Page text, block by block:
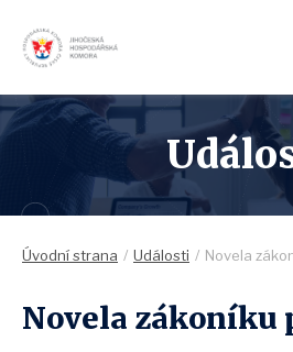
Úvodní strana Události Novela
Novela zákoníku